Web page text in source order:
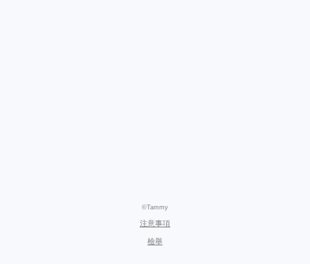
©Tammy
注意事項
檢舉